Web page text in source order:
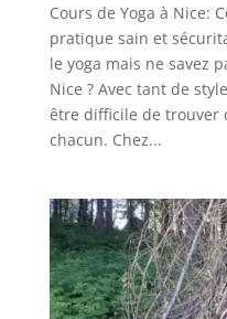
Cours de Yoga à Nice:
pratique sain et
le yoga mais ne savez
Nice ? Avec tant de
être difficile de trouver
chacun. Chez...